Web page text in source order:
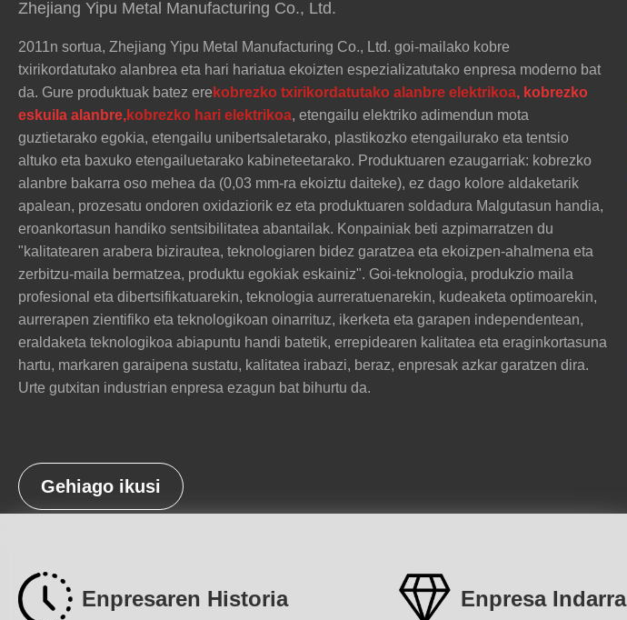
Zhejiang Yipu Metal Manufacturing Co., Ltd.
2011n sortua, Zhejiang Yipu Metal Manufacturing Co., Ltd. goi-mailako kobre
txirikordatutako alanbrea eta hari hariatua ekoizten espezializatutako enpresa moderno bat
da. Gure produktuak batez ere kobrezko txirikordatutako alanbre elektrikoa, kobrezko
eskuila alanbre,kobrezko hari elektrikoa, etengailu elektriko adimendun mota
guztietarako egokia, etengailu unibertsaletarako, plastikozko etengailurako eta tentsio
altuko eta baxuko etengailuetarako kabineteetarako. Produktuaren ezaugarriak: kobrezko
alanbre bakarra oso mehea da (0,03 mm-ra ekoiztu daiteke), ez dago kolore aldaketarik
apalean, prozesatu ondoren oxidaziorik ez eta produktuaren soldadura Malgutasun handia,
eroankortasun handiko sentsibilitatea abantailak. Konpainiak beti azpimarratzen du
"kalitatearen arabera bizirautea, teknologiaren bidez garatzea eta ekoizpen-ahalmena eta
zerbitzu-maila bermatzea, produktu egokiak eskainiz". Goi-teknologia, produkzio maila
profesional eta dibertsifikatuarekin, teknologia aurreratuenarekin, kudeaketa optimoarekin,
aurrerapen zientifiko eta teknologikoan oinarrituz, ikerketa eta garapen independentean,
eraldaketa teknologikoa abiapuntu handi batetik, errepidearen kalitatea eta eraginkortasuna
hartu, markaren garaipena sustatu, kalitatea irabazi, beraz, enpresak azkar garatzen dira.
Urte gutxitan industrian enpresa ezagun bat bihurtu da.
Gehiago ikusi
Enpresaren Historia Enpresa Indarra